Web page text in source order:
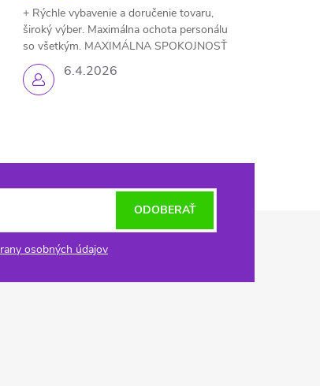
6.4.2026
+ Rýchle vybavenie a doručenie tovaru,
široký výber. Maximálna ochota personálu
so všetkým. MAXIMÁLNA SPOKOJNOSŤ
osobných údajov
ODOBERAŤ